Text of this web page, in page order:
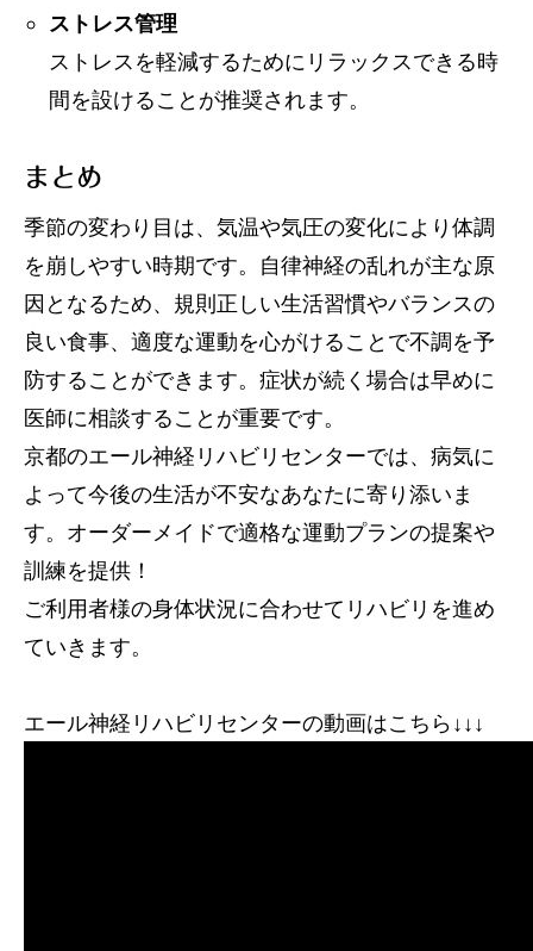
ストレス管理
ストレスを軽減するためにリラックスできる時
間を設けることが推奨されます。
まとめ
季節の変わり目は、気温や気圧の変化により体調
を崩しやすい時期です。自律神経の乱れが主な原
因となるため、規則正しい生活習慣やバランスの
良い食事、適度な運動を心がけることで不調を予
防することができます。症状が続く場合は早めに
医師に相談することが重要です。
京都のエール神経リハビリセンターでは、病気に
よって今後の生活が不安なあなたに寄り添いま
す。オーダーメイドで適格な運動プランの提案や
訓練を提供！
ご利用者様の身体状況に合わせてリハビリを進め
ていきます。
エール神経リハビリセンターの動画はこちら↓↓↓